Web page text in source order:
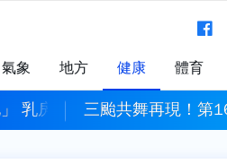
氣象 地方 健康 體育
乳房變大也中了三颱共舞再現！第